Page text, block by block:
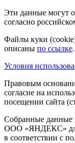
Эти данные могут
согласно
Файлы куки
описаны по ссылке.
Условия
Правовым
согласие на
посещении сайта
Собранные данные
ООО «ЯНДЕКС» для
в соответствии с